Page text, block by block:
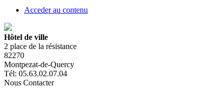
Acceder au contenu
Hôtel de ville
2 place de la résistance
82270
Montpezat-de-Quercy
Tél: 05.63.02.07.04
Nous Contacter